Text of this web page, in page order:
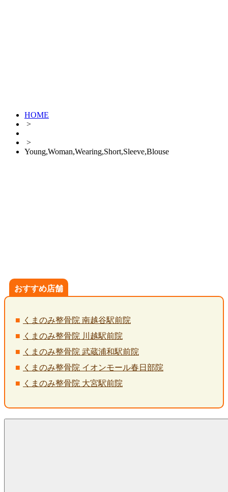
HOME
>
>
Young,Woman,Wearing,Short,Sleeve,Blouse
おすすめ店舗
くまのみ整骨院 南越谷駅前院
くまのみ整骨院 川越駅前院
くまのみ整骨院 武蔵浦和駅前院
くまのみ整骨院 イオンモール春日部院
くまのみ整骨院 大宮駅前院